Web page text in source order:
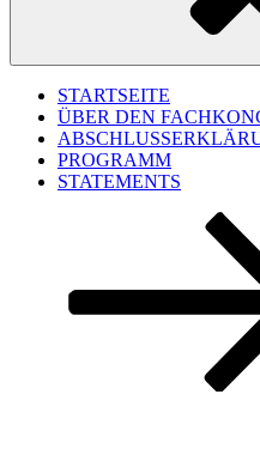
STARTSEITE
ÜBER DEN
PROGRAMM
STATEMENTS